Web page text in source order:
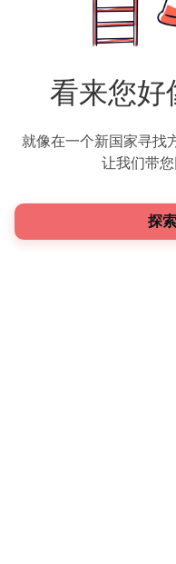
看来您
就像在一个新国家寻找
让我们带
探